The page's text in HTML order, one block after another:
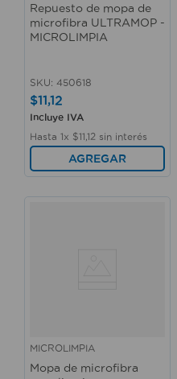
Repuesto de mopa de
microfibra ULTRAMOP -
MICROLIMPIA
SKU: 450618
$11,12
Incluye IVA
Hasta 1x $11 12 sin interés
AGREGAR
MICROLIMPIA
Mopa de microfibra